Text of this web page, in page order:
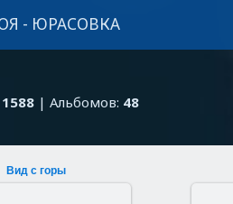
- ЮРАСОВКА
1588 | Альбомов: 48
Вид с горы